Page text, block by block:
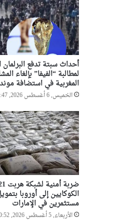
ب
و
ل
ا
ي
ة
ت
ي
ا
ر
ت
أحداث سبتة تدفع البرلمان
لمطالبة “الفيفا” بإلغاء
المغربية في استضافة
الخميس, 6 أغسطس 2026, 12:47
الكوكايين إلى أوروبا
مستثمرين في الإمارات
الأربعاء, 5 أغسطس 2026, 20:52